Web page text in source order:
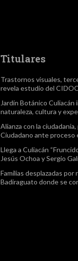
Titulares
Trastornos visuales,
revela estudio del
Jardín Botánico
naturaleza, cultura y
Alianza con la
Ciudadano ante proceso
Llega a Culiacán
Jesús Ochoa y Sergio
Familias desplazadas
Badiraguato donde se